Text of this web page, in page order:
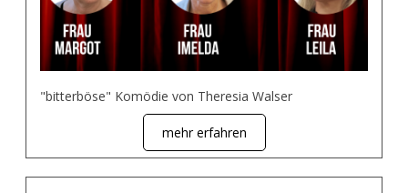
"bitterböse" Komödie von Theresia Walser
mehr erfahren